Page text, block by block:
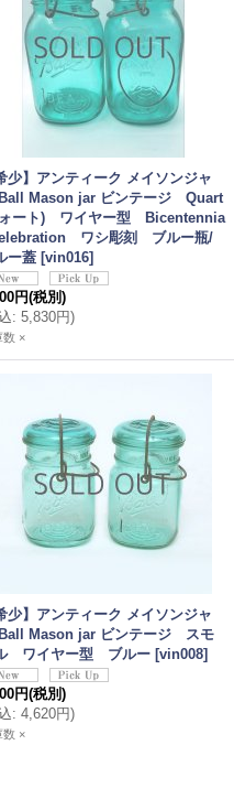
少】アンティーク メイソンジャ
Mason jar ビンテージ Quart
ート) ワイヤー型 Bicentennia
ワシ彫刻 ブルー瓶/
ー蓋 [vin016]
円(税別)
: 5,830円)
数 ×
少】アンティーク メイソンジャ
Mason jar ビンテージ スモ
ワイヤー型 ブルー [vin008]
円(税別)
: 4,620円)
数 ×